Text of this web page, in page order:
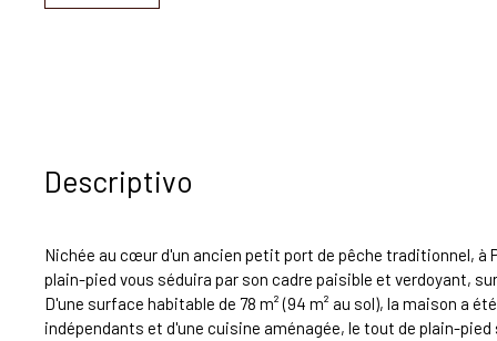
Descriptivo
Nichée au cœur d'un ancien petit port de pêche traditionnel, à
plain-pied vous séduira par son cadre paisible et verdoyant,
D'une surface habitable de 78 m² (94 m² au sol), la maison a
indépendants et d'une cuisine aménagée, le tout de plain-